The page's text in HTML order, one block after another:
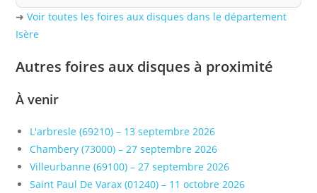
➜Voir toutes les foires aux disques dans le département
Isère
Autres foires aux disques à proximité
À venir
L'arbresle (69210) – 13 septembre 2026
Chambery (73000) – 27 septembre 2026
Villeurbanne (69100) – 27 septembre 2026
Saint Paul De Varax (01240) – 11 octobre 2026